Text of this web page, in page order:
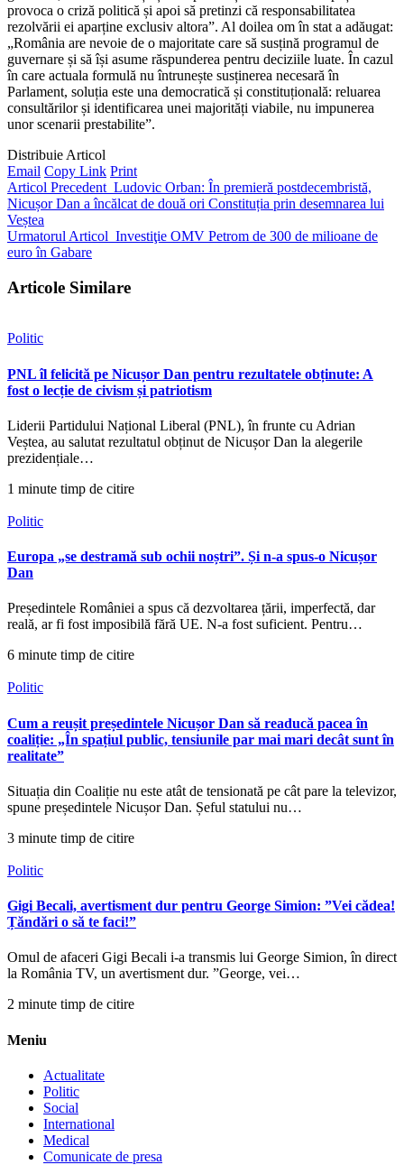
provoca o criză politică și apoi să pretinzi că responsabilitatea
rezolvării ei aparține exclusiv altora”. Al doilea om în stat a adăugat:
„România are nevoie de o majoritate care să susțină programul de
guvernare și să își asume răspunderea pentru deciziile luate. În cazul
în care actuala formulă nu întrunește susținerea necesară în
Parlament, soluția este una democratică și constituțională: reluarea
consultărilor și identificarea unei majorități viabile, nu impunerea
unor scenarii prestabilite”.
Distribuie Articol
Email Copy Link Print
Articol Precedent Ludovic Orban: În premieră postdecembristă,
Nicușor Dan a încălcat de două ori Constituția prin desemnarea lui
Veștea
Urmatorul Articol Investiţie OMV Petrom de 300 de milioane de
euro în Gabare
Articole Similare
Politic
PNL îl felicită pe Nicușor Dan pentru rezultatele obținute: A
fost o lecție de civism și patriotism
Liderii Partidului Național Liberal (PNL), în frunte cu Adrian
Veștea, au salutat rezultatul obținut de Nicușor Dan la alegerile
prezidențiale…
1 minute timp de citire
Politic
Europa „se destramă sub ochii noștri”. Și n-a spus-o Nicușor
Dan
Președintele României a spus că dezvoltarea țării, imperfectă, dar
reală, ar fi fost imposibilă fără UE. N-a fost suficient. Pentru…
6 minute timp de citire
Politic
Cum a reușit președintele Nicușor Dan să readucă pacea în
coaliție: „În spațiul public, tensiunile par mai mari decât sunt în
realitate”
Situația din Coaliție nu este atât de tensionată pe cât pare la televizor,
spune președintele Nicușor Dan. Șeful statului nu…
3 minute timp de citire
Politic
Gigi Becali, avertisment dur pentru George Simion: ”Vei cădea!
Țăndări o să te faci!”
Omul de afaceri Gigi Becali i-a transmis lui George Simion, în direct
la România TV, un avertisment dur. ”George, vei…
2 minute timp de citire
Meniu
Actualitate
Politic
Social
International
Medical
Comunicate de presa